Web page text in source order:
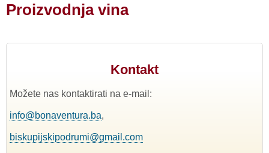
Proizvodnja vina
Kontakt
Možete nas kontaktirati na e-mail:
info@bonaventura.ba,
biskupijskipodrumi@gmail.com